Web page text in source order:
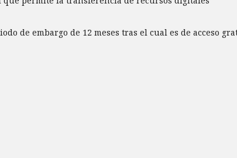
de embargo de 12 meses tras el cual es de acceso